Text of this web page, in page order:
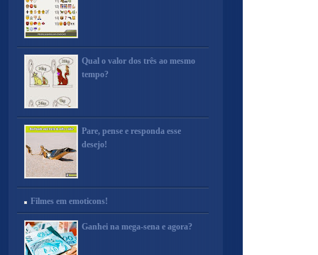
Qual o valor dos três ao mesmo
tempo?
Pare, pense e responda esse
desejo!
Filmes em emoticons!
Ganhei na mega-sena e agora?